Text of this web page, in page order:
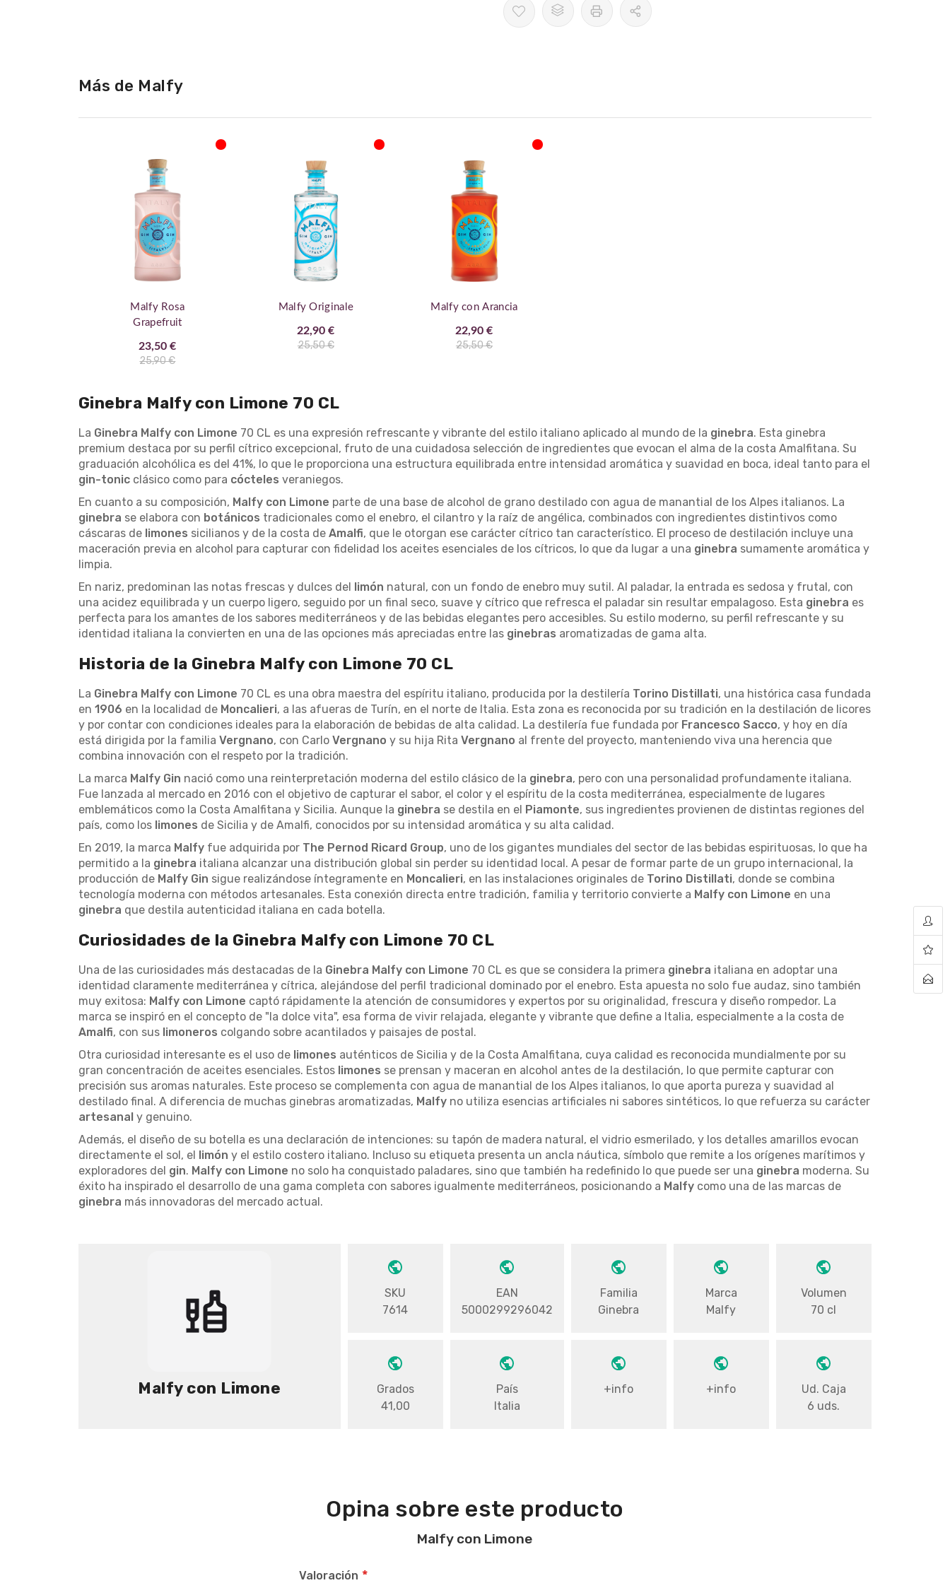
Más de Malfy
Malfy Rosa
Grapefruit
23,50 €
25,90 €
Malfy Originale
22,90 €
25,50 €
Malfy con Arancia
22,90 €
25,50 €
Ginebra Malfy con Limone 70 CL
La Ginebra Malfy con Limone 70 CL es una expresión refrescante y vibrante del estilo italiano aplicado al mundo de la ginebra. Esta ginebra
premium destaca por su perfil cítrico excepcional, fruto de una cuidadosa selección de ingredientes que evocan el alma de la costa Amalfitana. Su
graduación alcohólica es del 41%, lo que le proporciona una estructura equilibrada entre intensidad aromática y suavidad en boca, ideal tanto para el
gin-tonicclásico como para cócteles veraniegos.
En cuanto a su composición, Malfy con Limone parte de una base de alcohol de grano destilado con agua de manantial de los Alpes italianos. La
ginebra se elabora con botánicos tradicionales como el enebro, el cilantro y la raíz de angélica, combinados con ingredientes distintivos como
cáscaras de limones sicilianos y de la costa de Amalfi, que le otorgan ese carácter cítrico tan característico. El proceso de destilación incluye una
maceración previa en alcohol para capturar con fidelidad los aceites esenciales de los cítricos, lo que da lugar a una ginebra sumamente aromática y
limpia.
En nariz, predominan las notas frescas y dulces del limón natural, con un fondo de enebro muy sutil. Al paladar, la entrada es sedosa y frutal, con
una acidez equilibrada y un cuerpo ligero, seguido por un final seco, suave y cítrico que refresca el paladar sin resultar empalagoso. Esta ginebra es
perfecta para los amantes de los sabores mediterráneos y de las bebidas elegantes pero accesibles. Su estilo moderno, su perfil refrescante y su
identidad italiana la convierten en una de las opciones más apreciadas entre las ginebras aromatizadas de gama alta.
Historia de la Ginebra Malfy con Limone 70 CL
La Ginebra Malfy con Limone 70 CL es una obra maestra del espíritu italiano, producida por la destilería Torino Distillati, una histórica casa fundada
en 1906 en la localidad de Moncalieri, a las afueras de Turín, en el norte de Italia. Esta zona es reconocida por su tradición en la destilación de licores
y por contar con condiciones ideales para la elaboración de bebidas de alta calidad. La destilería fue fundada por Francesco Sacco, y hoy en día
está dirigida por la familia Vergnano, con Carlo Vergnano y su hija Rita Vergnano al frente del proyecto, manteniendo viva una herencia que
combina innovación con el respeto por la tradición.
La marca Malfy Gin nació como una reinterpretación moderna del estilo clásico de la ginebra, pero con una personalidad profundamente italiana.
Fue lanzada al mercado en 2016 con el objetivo de capturar el sabor, el color y el espíritu de la costa mediterránea, especialmente de lugares
emblemáticos como la Costa Amalfitana y Sicilia. Aunque la ginebra se destila en el Piamonte, sus ingredientes provienen de distintas regiones del
país, como los limones de Sicilia y de Amalfi, conocidos por su intensidad aromática y su alta calidad.
En 2019, la marca Malfy fue adquirida por The Pernod Ricard Group, uno de los gigantes mundiales del sector de las bebidas espirituosas, lo que ha
permitido a la ginebra italiana alcanzar una distribución global sin perder su identidad local. A pesar de formar parte de un grupo internacional, la
producción de Malfy Gin sigue realizándose íntegramente en Moncalieri, en las instalaciones originales de Torino Distillati, donde se combina
tecnología moderna con métodos artesanales. Esta conexión directa entre tradición, familia y territorio convierte a Malfy con Limone en una
ginebra que destila autenticidad italiana en cada botella.
Curiosidades de la Ginebra Malfy con Limone 70 CL
Una de las curiosidades más destacadas de la Ginebra Malfy con Limone 70 CL es que se considera la primera ginebra italiana en adoptar una
identidad claramente mediterránea y cítrica, alejándose del perfil tradicional dominado por el enebro. Esta apuesta no solo fue audaz, sino también
muy exitosa: Malfy con Limone captó rápidamente la atención de consumidores y expertos por su originalidad, frescura y diseño rompedor. La
marca se inspiró en el concepto de "la dolce vita", esa forma de vivir relajada, elegante y vibrante que define a Italia, especialmente a la costa de
Amalfi, con sus limoneros colgando sobre acantilados y paisajes de postal.
Otra curiosidad interesante es el uso de limones auténticos de Sicilia y de la Costa Amalfitana, cuya calidad es reconocida mundialmente por su
gran concentración de aceites esenciales. Estos limones se prensan y maceran en alcohol antes de la destilación, lo que permite capturar con
precisión sus aromas naturales. Este proceso se complementa con agua de manantial de los Alpes italianos, lo que aporta pureza y suavidad al
destilado final. A diferencia de muchas ginebras aromatizadas, Malfyno utiliza esencias artificiales ni sabores sintéticos, lo que refuerza su carácter
artesanal y genuino.
Además, el diseño de su botella es una declaración de intenciones: su tapón de madera natural, el vidrio esmerilado, y los detalles amarillos evocan
directamente el sol, el limón y el estilo costero italiano. Incluso su etiqueta presenta un ancla náutica, símbolo que remite a los orígenes marítimos y
exploradores del gin. Malfy con Limone no solo ha conquistado paladares, sino que también ha redefinido lo que puede ser una ginebra moderna. Su
éxito ha inspirado el desarrollo de una gama completa con sabores igualmente mediterráneos, posicionando a Malfy como una de las marcas de
ginebra más innovadoras del mercado actual.
Malfy con Limone
SKU
7614
EAN
5000299296042
Familia
Ginebra
Marca
Malfy
Volumen
70 cl
Grados
41,00
País
Italia
+info +info
Ud. Caja
6 uds.
Opina sobre este producto
Malfy con Limone
Valoración